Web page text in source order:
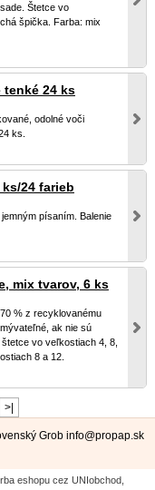
Štetce vo
špička. Farba: mix
tenké 24 ks
odolné voči
ks.
24 farieb
písaním. Balenie
mix tvarov, 6 ks
% z recyklovanému
ak nie sú
vo veľkostiach 4, 8,
8 a 12.
>|
Grob info@propap.sk
eshopu cez UNIobchod,